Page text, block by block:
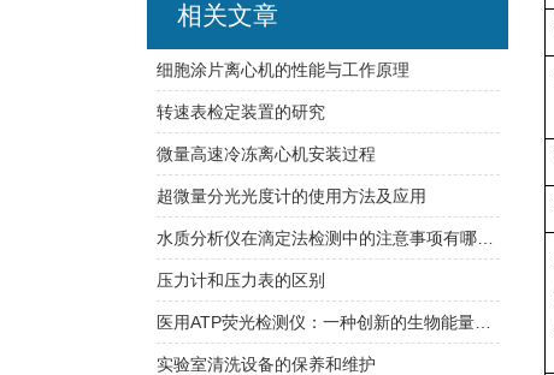
相关文章
细胞涂片离心机的性能与工作原理
转速表检定装置的研究
微量高速冷冻离心机安装过程
超微量分光光度计的使用方法及应用
水质分析仪在滴定法检测中的注意事项有哪些？
压力计和压力表的区别
医用ATP荧光检测仪：一种创新的生物能量检测工具
实验室清洗设备的保养和维护